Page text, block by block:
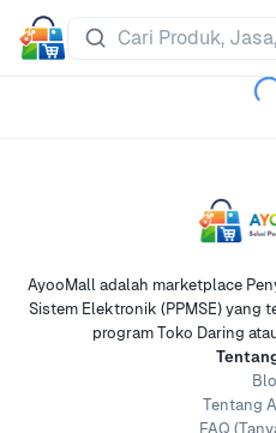
AyooMall adalah marketplace
Sistem Elektronik (PPMSE) yang
program Toko Daring
Tentang
FAQ